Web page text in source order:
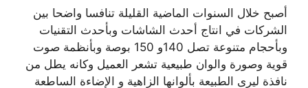
أصبح خلال السنوات الماضية القليلة تنافسا واضحا بين
الشركات في انتاج أحدث الشاشات وبأحدث التقنيات
وبأحجام متنوعة تصل 140و 150 بوصة وبأنظمة صوت
قوية وصورة والوان طبيعية تشعر العميل وكانه يطل من
نافذة ليرى الطبيعة بألوانها الزاهية و الإضاءة الساطعة